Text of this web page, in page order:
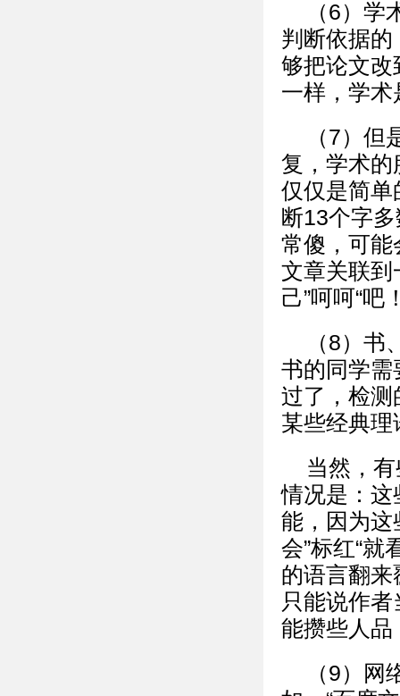
（6）
判断依据
够把论文改
一样，学
（7）
复，学术的
仅仅是简单
断13个字
常傻，可能
文章关联到
己”呵呵“吧
（8）
书的同学需
过了，检测
某些经典
当然，
情况是：这
能，因为这
会”标红“
的语言翻来
只能说作
能攒些人品
（9）